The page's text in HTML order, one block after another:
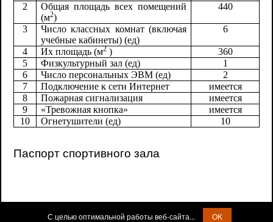
2
Общая площадь всех помещений
(м2)
440
3
Число классных комнат (включая
учебные кабинеты) (ед)
6
4 Их площадь (м2 )
360
5
Физкультурный зал (ед)
1
6
Число персональных ЭВМ (ед)
2
7
Подключение к сети Интернет
имеется
8
Пожарная сигнализация
имеется
9
«Тревожная кнопка»
имеется
10
Огнетушители (ед) 10
Паспорт спортивного зала
С целью оптимальной работы веб-сайта... OK